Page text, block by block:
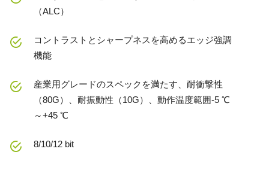
（ALC）
コントラストとシャープネスを高めるエッジ強調
機能
産業用グレードのスペックを満たす、耐衝撃性
（80G）、耐振動性（10G）、動作温度範囲-5 ℃
～+45 ℃
8/10/12 bit